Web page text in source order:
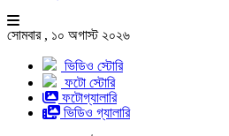
সোমবার , ১০ অগাস্ট ২০২৬
ভিডিও স্টোরি
ফটো স্টোরি
ফটোগ্যালারি
ভিডিও গ্যালারি